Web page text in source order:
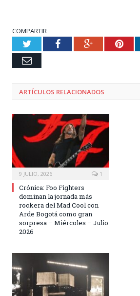
COMPARTIR
TwitterFacebookGoogle+
Email
ARTÍCULOS RELACIONADOS
9 JULIO, 2026 1
Crónica: Foo Fighters
dominan la jornada más
rockera del Mad Cool con
Arde Bogotá como gran
sorpresa – Miércoles – Julio
2026